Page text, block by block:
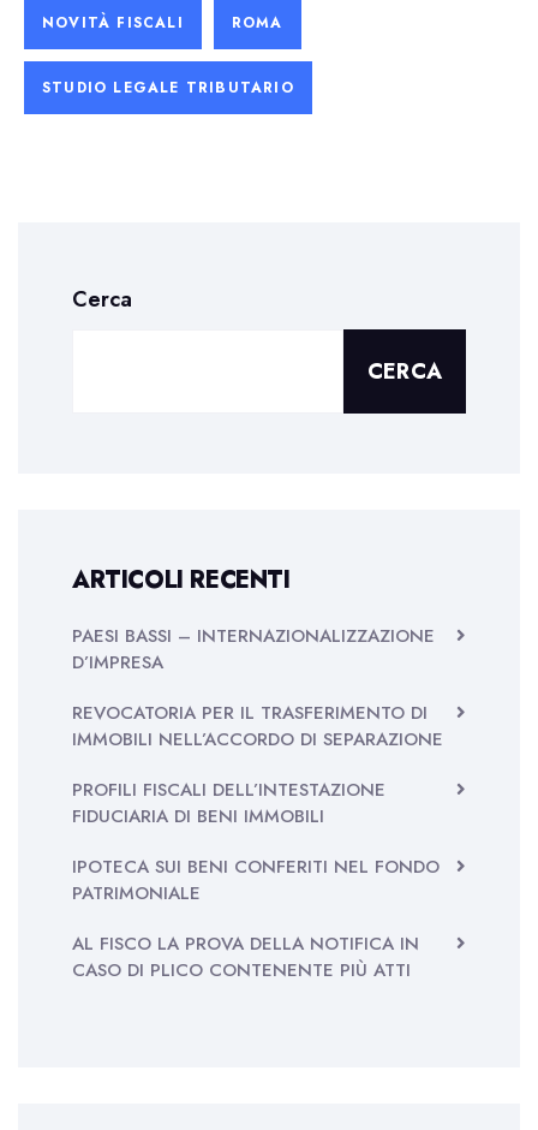
NOVITÀ FISCALI ROMA
STUDIO LEGALE TRIBUTARIO
Cerca
CERCA
ARTICOLI RECENTI
PAESI BASSI – INTERNAZIONALIZZAZIONE
D’IMPRESA
REVOCATORIA PER IL TRASFERIMENTO DI
IMMOBILI NELL’ACCORDO DI SEPARAZIONE
PROFILI FISCALI DELL’INTESTAZIONE
FIDUCIARIA DI BENI IMMOBILI
IPOTECA SUI BENI CONFERITI NEL FONDO
PATRIMONIALE
AL FISCO LA PROVA DELLA NOTIFICA IN
CASO DI PLICO CONTENENTE PIÙ ATTI